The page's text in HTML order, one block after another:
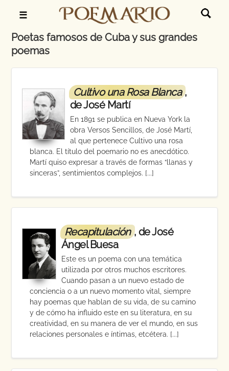
☰
Poetas famosos de Cuba y sus grandes
poemas
Cultivo una Rosa Blanca ,
de José Martí
En 1891 se publica en Nueva York la
obra Versos Sencillos, de José Martí,
al que pertenece Cultivo una rosa
blanca. El título del poemario no es anecdótico.
Martí quiso expresar a través de formas “llanas y
sinceras”, sentimientos complejos. [...]
Recapitulación , de José
Ángel Buesa
Este es un poema con una temática
utilizada por otros muchos escritores.
Cuando pasan a un nuevo estado de
conciencia o a un nuevo momento vital, siempre
hay poemas que hablan de su vida, de su camino
y de cómo ha influido este en su literatura, en su
creatividad, en su manera de ver el mundo, en sus
relaciones personales e íntimas, etcétera. [...]